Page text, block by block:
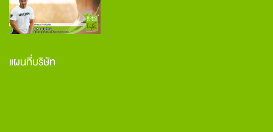
แผนที่บริษัท